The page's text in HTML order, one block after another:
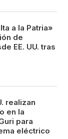
a la Patria»
de
EE. UU. tras
realizan
en la
para
eléctrico